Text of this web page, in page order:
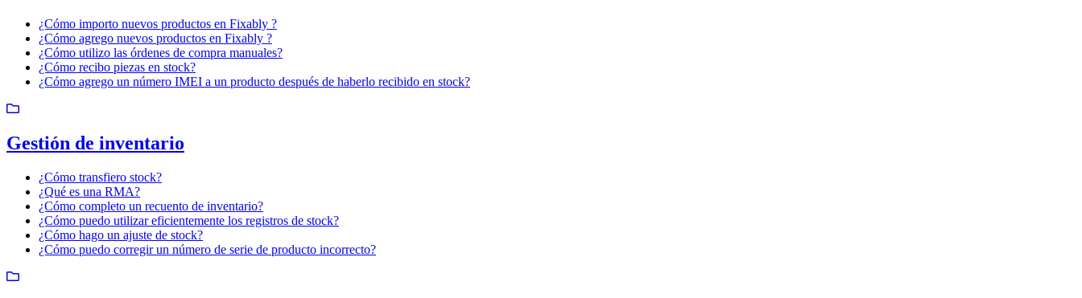
¿Cómo importo nuevos productos en Fixably ?
¿Cómo agrego nuevos productos en Fixably ?
¿Cómo utilizo las órdenes de compra manuales?
¿Cómo recibo piezas en stock?
¿Cómo agrego un número IMEI a un producto después de haberlo recibido en stock?
Gestión de inventario
¿Cómo transfiero stock?
¿Qué es una RMA?
¿Cómo completo un recuento de inventario?
¿Cómo puedo utilizar eficientemente los registros de stock?
¿Cómo hago un ajuste de stock?
¿Cómo puedo corregir un número de serie de producto incorrecto?